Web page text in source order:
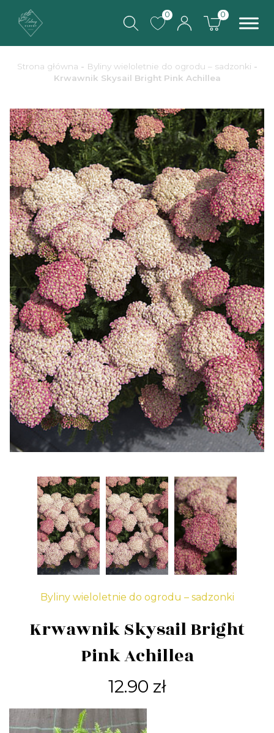
0 0
Strona główna - Byliny wieloletnie do ogrodu – sadzonki -
Krwawnik Skysail Bright Pink Achillea
Byliny wieloletnie do ogrodu – sadzonki
Krwawnik Skysail Bright
Pink Achillea
12.90 zł